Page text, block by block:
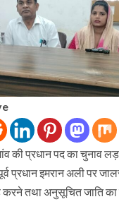
की प्रधान पद का चुनाव
प्रधान इमरान अली पर
करने तथा अनुसूचित जाति का